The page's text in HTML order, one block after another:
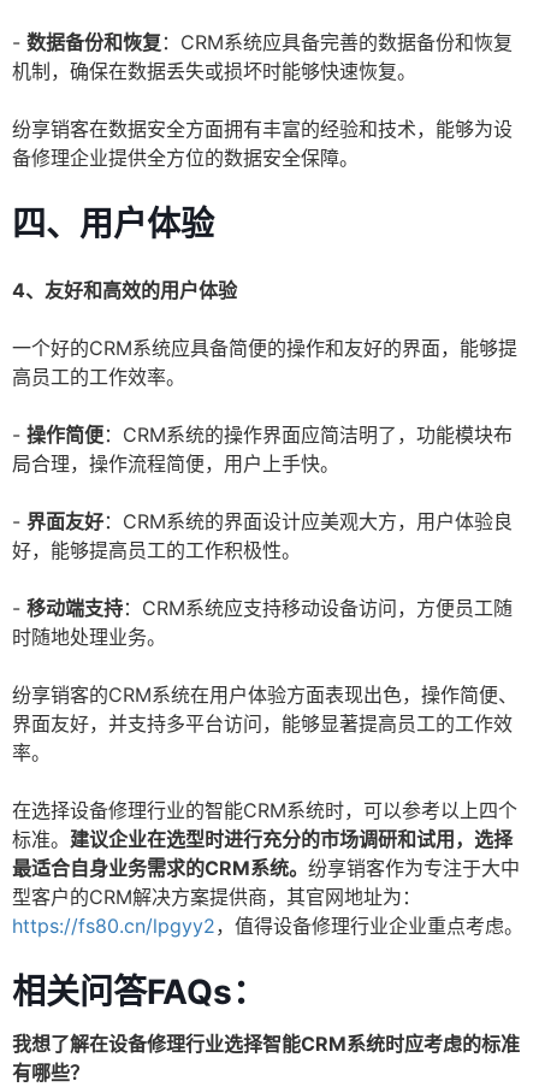
- 数据备份和恢复 ：CRM系统应具备完善的数据备份和恢复
机制，确保在数据丢失或损坏时能够快速恢复。
纷享销客在数据安全方面拥有丰富的经验和技术，能够为设
备修理企业提供全方位的数据安全保障。
四、用户体验
4、友好和高效的用户体验
一个好的CRM系统应具备简便的操作和友好的界面，能够提
高员工的工作效率。
- 操作简便：CRM系统的操作界面应简洁明了，功能模块布
局合理，操作流程简便，用户上手快。
- 界面友好：CRM系统的界面设计应美观大方，用户体验良
好，能够提高员工的工作积极性。
- 移动端支持：CRM系统应支持移动设备访问，方便员工随
时随地处理业务。
纷享销客的CRM系统在用户体验方面表现出色，操作简便、
界面友好，并支持多平台访问，能够显著提高员工的工作效
率。
在选择设备修理行业的智能CRM系统时，可以参考以上四个
标准。 建议企业在选型时进行充分的市场调研和试用，选择
最适合自身业务需求的CRM系统。 纷享销客作为专注于大中
型客户的CRM解决方案提供商，其官网地址为：
https://fs80.cn/lpgyy2，值得设备修理行业企业重点考虑。
相关问答FAQs：
我想了解在设备修理行业选择智能CRM系统时应考虑的标准
有哪些？